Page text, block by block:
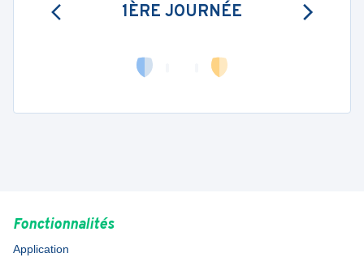
1ÈRE JOURNÉE
Fonctionnalités
Application